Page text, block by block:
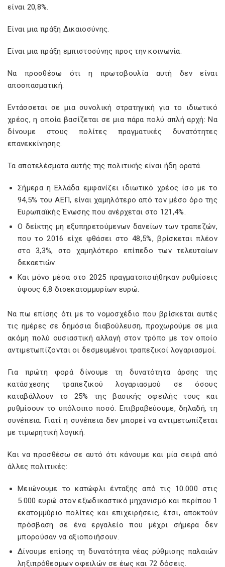
είναι 20,8%.
Είναι μια πράξη Δικαιοσύνης.
Είναι μια πράξη εμπιστοσύνης προς την κοινωνία.
Να προσθέσω ότι η πρωτοβουλία αυτή δεν είναι
αποσπασματική.
Εντάσσεται σε μια συνολική στρατηγική για το ιδιωτικό
χρέος, η οποία βασίζεται σε μια πάρα πολύ απλή αρχή: Να
δίνουμε στους πολίτες πραγματικές δυνατότητες
επανεκκίνησης.
Τα αποτελέσματα αυτής της πολιτικής είναι ήδη ορατά.
Σήμερα η Ελλάδα εμφανίζει ιδιωτικό χρέος ίσο με το
94,5% του ΑΕΠ, είναι χαμηλότερο από τον μέσο όρο της
Ευρωπαϊκής Ένωσης που ανέρχεται στο 121,4%.
Ο δείκτης μη εξυπηρετούμενων δανείων των τραπεζών,
που το 2016 είχε φθάσει στο 48,5%, βρίσκεται πλέον
στο 3,3%, στο χαμηλότερο επίπεδο των τελευταίων
δεκαετιών.
Και μόνο μέσα στο 2025 πραγματοποιήθηκαν ρυθμίσεις
ύψους 6,8 δισεκατομμυρίων ευρώ.
Να πω επίσης ότι με το νομοσχέδιο που βρίσκεται αυτές
τις ημέρες σε δημόσια διαβούλευση, προχωρούμε σε μια
ακόμη πολύ ουσιαστική αλλαγή στον τρόπο με τον οποίο
αντιμετωπίζονται οι δεσμευμένοι τραπεζικοί λογαριασμοί.
Για πρώτη φορά δίνουμε τη δυνατότητα άρσης της
κατάσχεσης τραπεζικού λογαριασμού σε όσους
καταβάλλουν το 25% της βασικής οφειλής τους και
ρυθμίσουν το υπόλοιπο ποσό. Επιβραβεύουμε, δηλαδή, τη
συνέπεια. Γιατί η συνέπεια δεν μπορεί να αντιμετωπίζεται
με τιμωρητική λογική.
Και να προσθέσω σε αυτό ότι κάνουμε και μία σειρά από
άλλες πολιτικές:
Μειώνουμε το κατώφλι ένταξης από τις 10.000 στις
5.000 ευρώ στον εξωδικαστικό μηχανισμό και περίπου 1
εκατομμύριο πολίτες και επιχειρήσεις, έτσι, αποκτούν
πρόσβαση σε ένα εργαλείο που μέχρι σήμερα δεν
μπορούσαν να αξιοποιήσουν.
Δίνουμε επίσης τη δυνατότητα νέας ρύθμισης παλαιών
ληξιπρόθεσμων οφειλών σε έως και 72 δόσεις.